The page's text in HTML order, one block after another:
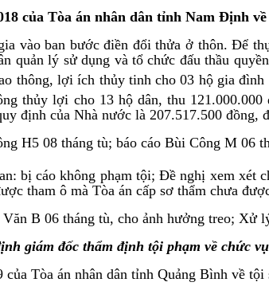
của Tòa án nhân dân tỉnh Nam Định
vào ban bước điền đổi thửa ở thôn. Để
quản lý sử dụng và tổ chức đấu thầu
thông, lợi ích thủy tinh cho 03 hộ gia
thủy lợi cho 13 hộ dân, thu
định của Nhà nước là 207.517.500
H5 08 tháng tù; báo cáo Bùi Công M 06
bị cáo không phạm tội; Đề nghị xem xét
tham ô mà Tòa án cấp sơ thẩm chưa
B 06 tháng tù, cho ảnh hưởng treo; Xử
giám đốc thẩm định tội phạm về chức
Tòa án nhân dân tỉnh Quảng Bình về